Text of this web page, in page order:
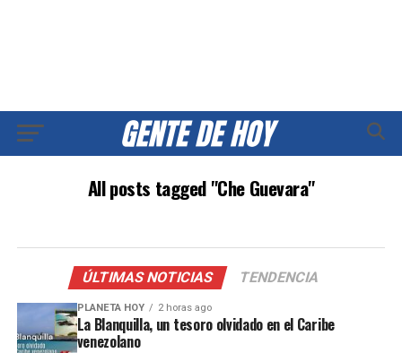
All posts tagged "Che Guevara"
ÚLTIMAS NOTICIAS TENDENCIA
PLANETA HOY 2 horas ago
La Blanquilla, un tesoro olvidado en el Caribe
venezolano